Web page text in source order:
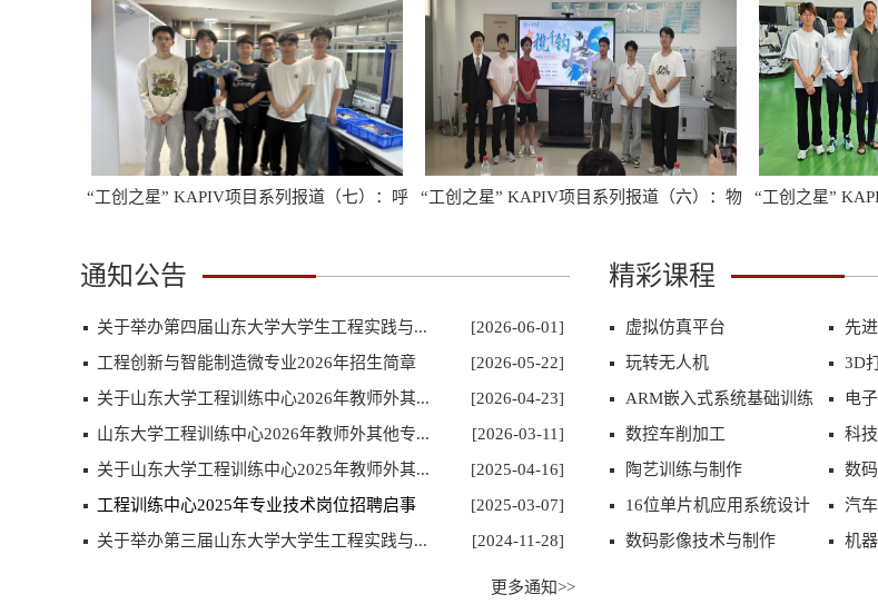
“工创之星” KAPIV项目系列报道（七）：呼
“工创之星” KAPIV项目系列报道（六）：物
“工创之星”
“工创之星” KAPIV项目系列报道（七）：呼
吸健康产品项目团队
“工创之星” KAPIV项目系列报道（六）：物
流搬运机器人项目团队
“工创之星”
型
通知公告
[2026-06-01]
关于举办第四届山东大学大学生工程实践与...
[2026-05-22]
工程创新与智能制造微专业2026年招生简章
[2026-04-23]
关于山东大学工程训练中心2026年教师外其...
[2026-03-11]
山东大学工程训练中心2026年教师外其他专...
[2025-04-16]
关于山东大学工程训练中心2025年教师外其...
[2025-03-07]
工程训练中心2025年专业技术岗位招聘启事
[2024-11-28]
关于举办第三届山东大学大学生工程实践与...
更多通知>>
精彩课程
虚拟仿真平台
先
玩转无人机
3D
ARM嵌入式系统基础训练
电
数控车削加工
科
陶艺训练与制作
数
16位单片机应用系统设计
汽
数码影像技术与制作
机